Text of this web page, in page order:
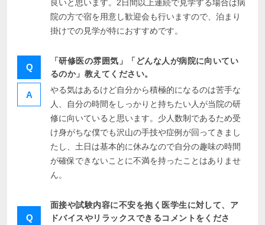
良いと思います。2日間以上連続で見学する場合は病
院の方で宿を用意し歓迎会も行いますので、泊まり
掛けでの見学が特におすすめです。
Q
「研修医の雰囲気」「どんな人が病院に向いてい
るのか」教えてください。
A
やる気はあるけど自分から積極的になるのは苦手な
人、自分の時間をしっかりと持ちたい人が当院の研
修に向いていると思います。少人数制であるため受
け身がちな僕でも沢山の手技や症例が回ってきまし
たし、土日は基本的に休みなので自分の趣味の時間
が確保できないことに不満を持ったことはありませ
ん。
Q
面接や試験内容に不安を抱く医学生に対して、ア
ドバイスやリラックスできるコメントをくださ